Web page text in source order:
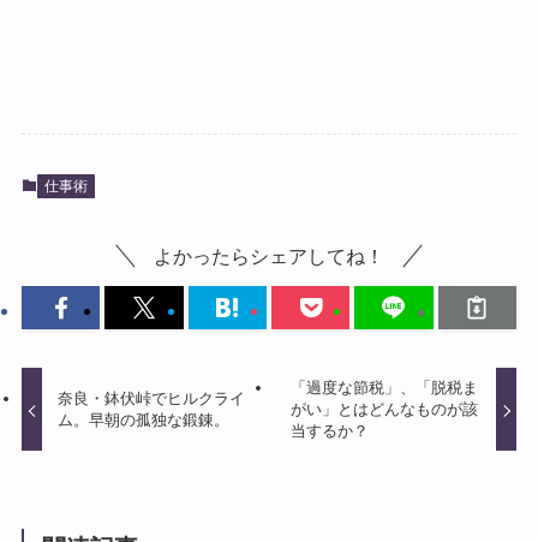
仕事術
よかったらシェアしてね！
奈良・鉢伏峠でヒルクライ
ム。早朝の孤独な鍛錬。
「過度な節税」、「脱税ま
がい」とはどんなものが該
当するか？